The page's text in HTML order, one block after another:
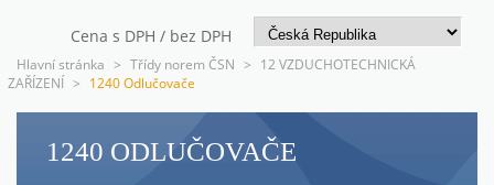
Cena s DPH / bez DPH
Hlavní stránka > Třídy norem ČSN > 12 VZDUCHOTECHNICKÁ
ZAŘÍZENÍ > 1240 Odlučovače
1240 ODLUČOVAČE